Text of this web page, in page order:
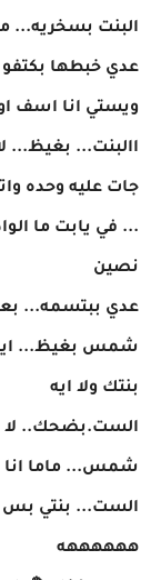
البنت بسخريه...
عدي خبطها
ويستي انا اسف
االبنت... بغيظ...
جات عليه وحده
... في يابت ما
نصين
عدي ببتسمه...
شمس بغيظ... ايه
بنتك ولا ايه
الست.بضحك.. لا
شمس... ماما
الست... بنتي بس
ههههههه